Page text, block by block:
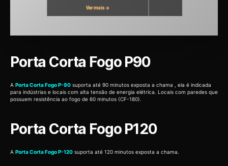
Ver mais →
Porta Corta Fogo P90
A Porta Corta Fogo P-90 suporta até 90 minutos exposta a chama , ela é indicada
para indústrias e locais com alta tensão de energia elétrica. Locais com paredes que
possuem resistência ao fogo de 60 minutos (CF-180).
Porta Corta Fogo P120
A Porta Corta Fogo P-120 suporta até 120 minutos exposta a chama.